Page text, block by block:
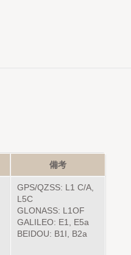
備考
GPS/QZSS: L1 C/A,
L5C
GLONASS: L1OF
GALILEO: E1, E5a
BEIDOU: B1I, B2a